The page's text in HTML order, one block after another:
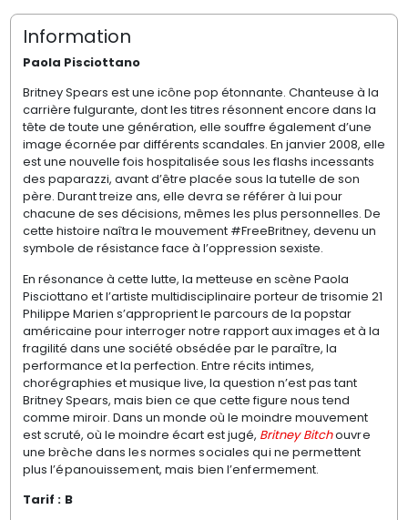
Information
Paola Pisciottano
Britney Spears est une icône pop étonnante. Chanteuse à la
carrière fulgurante, dont les titres résonnent encore dans la
tête de toute une génération, elle souffre également d’une
image écornée par différents scandales. En janvier 2008, elle
est une nouvelle fois hospitalisée sous les flashs incessants
des paparazzi, avant d’être placée sous la tutelle de son
père. Durant treize ans, elle devra se référer à lui pour
chacune de ses décisions, mêmes les plus personnelles. De
cette histoire naîtra le mouvement #FreeBritney, devenu un
symbole de résistance face à l’oppression sexiste.
En résonance à cette lutte, la metteuse en scène Paola
Pisciottano et l’artiste multidisciplinaire porteur de trisomie 21
Philippe Marien s’approprient le parcours de la popstar
américaine pour interroger notre rapport aux images et à la
fragilité dans une société obsédée par le paraître, la
performance et la perfection. Entre récits intimes,
chorégraphies et musique live, la question n’est pas tant
Britney Spears, mais bien ce que cette figure nous tend
comme miroir. Dans un monde où le moindre mouvement
est scruté, où le moindre écart est jugé, Britney Bitchouvre
une brèche dans les normes sociales qui ne permettent
plus l’épanouissement, mais bien l’enfermement.
Tarif : B